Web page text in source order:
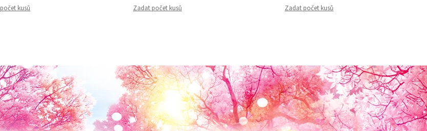
kusů Zadat počet kusů Zadat počet kusů